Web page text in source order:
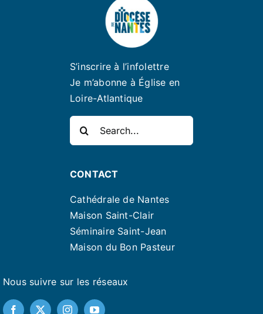
S’inscrire à l’infolettre
Je m’abonne à Église en
Loire-Atlantique
Nous suivre sur les réseaux
CONTACT
Cathédrale de Nantes
Maison Saint-Clair
Séminaire Saint-Jean
Maison du Bon Pasteur